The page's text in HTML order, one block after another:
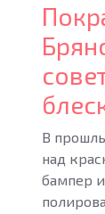
В
над
бампер